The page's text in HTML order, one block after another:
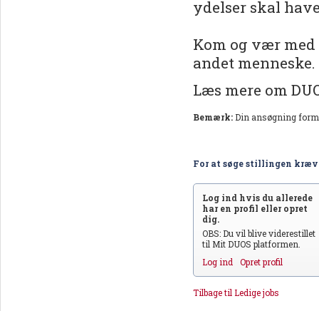
ydelser skal
Kom og vær med
andet menneske.
Læs mere om
Bemærk:Din ansøgning
For at søge stillingen
Log ind hvis du allerede
har en profil eller opret
dig.
OBS: Du vil blive viderestillet
til Mit DUOS platformen.
Log ind
Opret profil
Tilbage til Ledige jobs